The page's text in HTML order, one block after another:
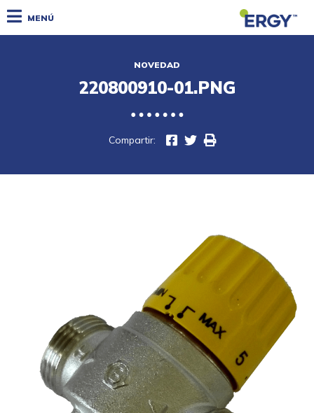
MENÚ
NOVEDAD
220800910-01.PNG
Compartir: